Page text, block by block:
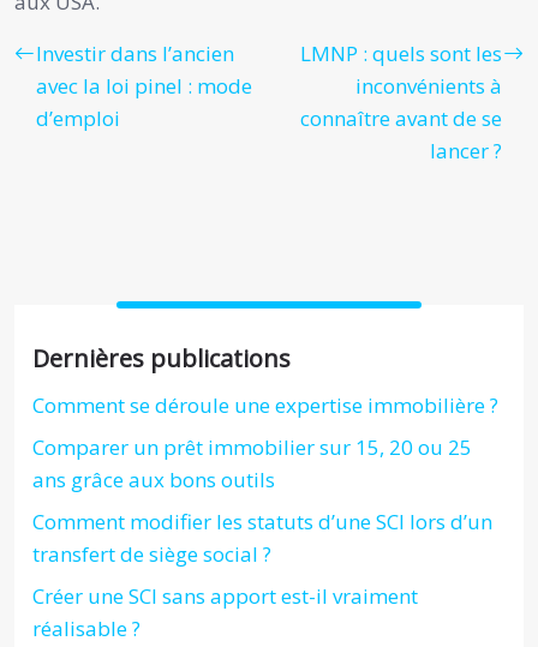
Investir dans l’ancien
avec la loi pinel : mode
d’emploi
LMNP : quels sont les
inconvénients à
connaître avant de se
lancer ?
Dernières publications
Comment se déroule une expertise immobilière ?
Comparer un prêt immobilier sur 15, 20 ou 25
ans grâce aux bons outils
Comment modifier les statuts d’une SCI lors d’un
transfert de siège social ?
Créer une SCI sans apport est-il vraiment
réalisable ?